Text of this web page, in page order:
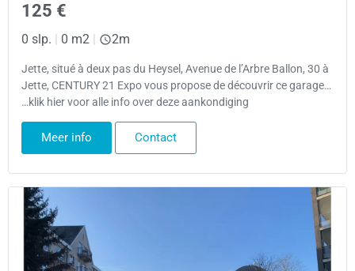
125 €
0 slp. 0 m2 2m
Jette, situé à deux pas du Heysel, Avenue de l’Arbre Ballon, 30 à
Jette, CENTURY 21 Expo vous propose de découvrir ce garage…
…klik hier voor alle info over deze aankondiging
Meer info Contact